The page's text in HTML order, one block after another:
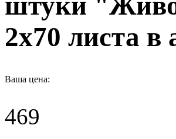
2х70 листа в
Ваша цена:
469